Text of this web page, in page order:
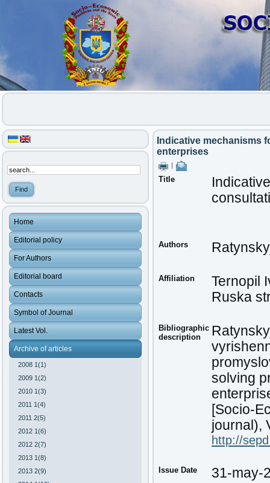
Home
Editorial policy
For Authors
Editorial board
Contacts
Symbol of Journal
Latest Vol.
Archive of articles
2008 1(1)
2009 1(2)
2010 1(3)
2011 1(4)
2011 2(5)
2012 1(6)
2012 2(7)
2013 1(8)
2013 2(9)
Indicative mechanisms
enterprises
Title
Authors
Affiliation
Ternopil
Ruska
Bibliographic
description
solving
[Socio-
journal),
http://
Issue Date 31-may-